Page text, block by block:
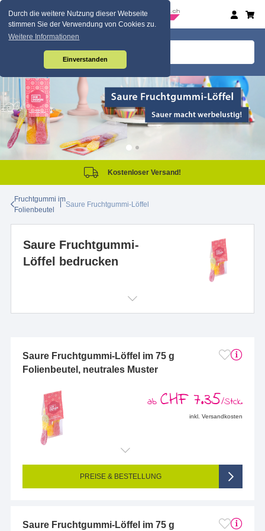
Durch die weitere Nutzung dieser Webseite
stimmen Sie der Verwendung von Cookies zu.
Weitere Informationen
Einverstanden
Kostenloser Versand!
Fruchtgummi im
Folienbeutel
Saure Fruchtgummi-Löffel
Saure Fruchtgummi-
Löffel bedrucken
Saure Fruchtgummi-Löffel im 75 g
Folienbeutel, neutrales Muster
ab CHF 7.35/Stck.
inkl. Versandkosten
PREISE & BESTELLUNG
Saure Fruchtgummi-Löffel im 75 g